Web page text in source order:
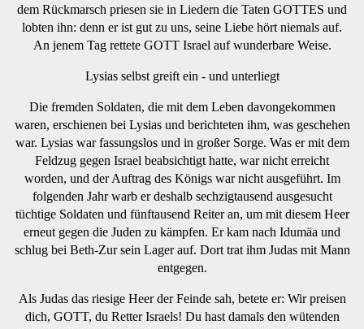
dem Rückmarsch priesen sie in Liedern die Taten GOTTES und
lobten ihn: denn er ist gut zu uns, seine Liebe hört niemals auf.
An jenem Tag rettete GOTT Israel auf wunderbare Weise.
Lysias selbst greift ein - und unterliegt
Die fremden Soldaten, die mit dem Leben davongekommen
waren, erschienen bei Lysias und berichteten ihm, was geschehen
war. Lysias war fassungslos und in großer Sorge. Was er mit dem
Feldzug gegen Israel beabsichtigt hatte, war nicht erreicht
worden, und der Auftrag des Königs war nicht ausgeführt. Im
folgenden Jahr warb er deshalb sechzigtausend ausgesucht
tüchtige Soldaten und fünftausend Reiter an, um mit diesem Heer
erneut gegen die Juden zu kämpfen. Er kam nach Idumäa und
schlug bei Beth-Zur sein Lager auf. Dort trat ihm Judas mit Mann
entgegen.
Als Judas das riesige Heer der Feinde sah, betete er: Wir preisen
dich, GOTT, du Retter Israels! Du hast damals den wütenden